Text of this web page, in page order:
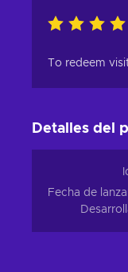
To redeem
Detalles del
Fecha de